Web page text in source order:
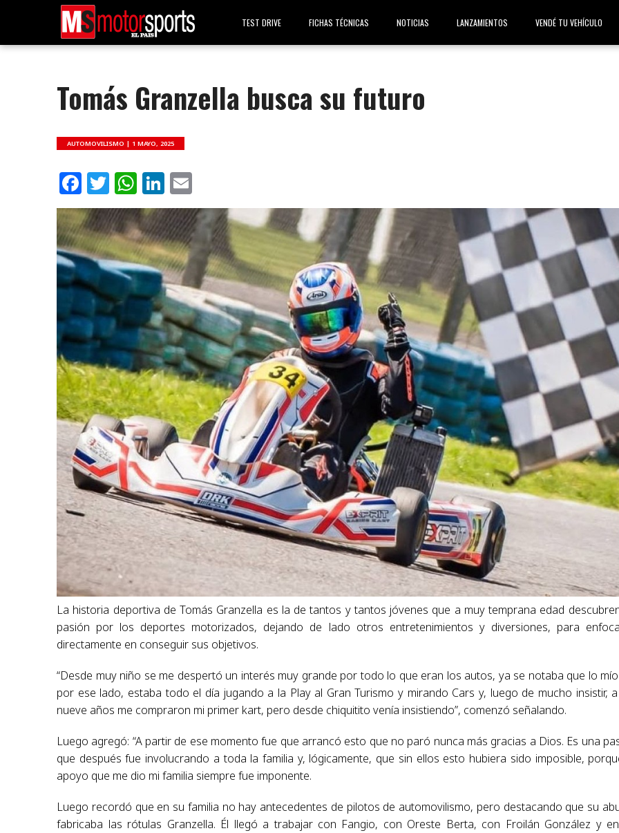
TEST DRIVE FICHAS TÉCNICAS NOTICIAS LANZAMIENTOS VENDÉ TU VEHÍCULO
Tomás Granzella busca su futuro
AUTOMOVILISMO | 1 MAYO, 2025
Facebook
Twitter
WhatsApp
LinkedIn
La historia deportiva de Tomás Granzella es la de tantos y tantos jóvenes que a muy temprana edad
pasión por los deportes motorizados, dejando de lado otros entretenimientos y diversiones, para
directamente en conseguir sus objetivos.
“Desde muy niño se me despertó un interés muy grande por todo lo que eran los autos, ya se notaba que lo
por ese lado, estaba todo el día jugando a la Play al Gran Turismo y mirando Cars y, luego de mucho insistir,
nueve años me compraron mi primer kart, pero desde chiquitito venía insistiendo”, comenzó señalando.
Luego agregó: “A partir de ese momento fue que arrancó esto que no paró nunca más gracias a Dios. Es una
que después fue involucrando a toda la familia y, lógicamente, que sin ellos esto hubiera sido imposible,
apoyo que me dio mi familia siempre fue imponente.
Luego recordó que en su familia no hay antecedentes de pilotos de automovilismo, pero destacando que su
fabricaba las rótulas Granzella. Él llegó a trabajar con Fangio, con Oreste Berta, con Froilán González y